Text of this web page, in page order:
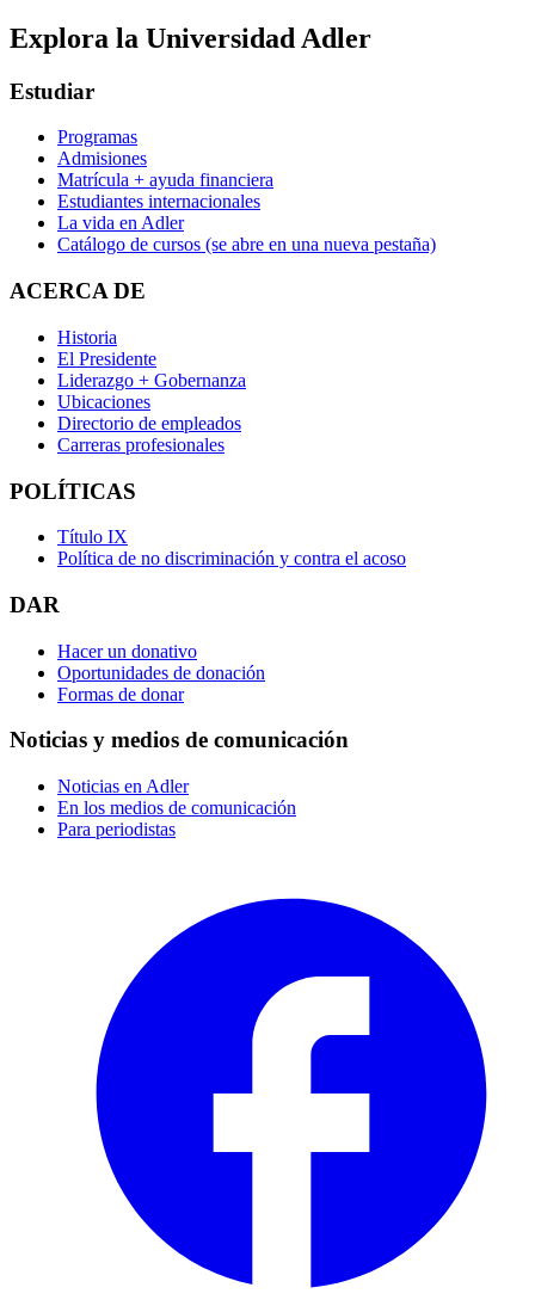
Explora la Universidad Adler
Estudiar
Programas
Admisiones
Matrícula + ayuda financiera
Estudiantes internacionales
La vida en Adler
Catálogo de cursos (se abre en una nueva pestaña)
ACERCA DE
Historia
El Presidente
Liderazgo + Gobernanza
Ubicaciones
Directorio de empleados
Carreras profesionales
POLÍTICAS
Título IX
Política de no discriminación y contra el acoso
DAR
Hacer un donativo
Oportunidades de donación
Formas de donar
Noticias y medios de comunicación
Noticias en Adler
En los medios de comunicación
Para periodistas